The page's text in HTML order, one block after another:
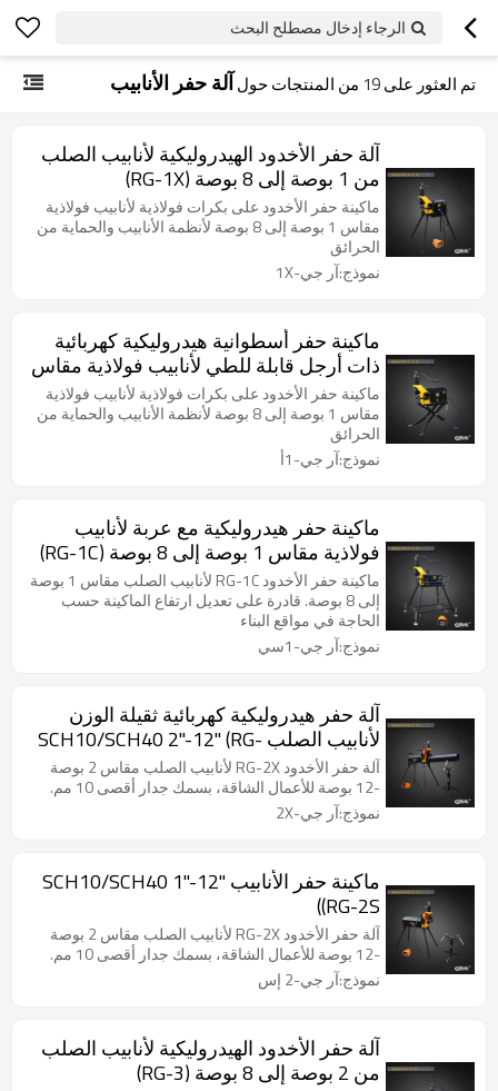
الرجاء إدخال مصطلح البحث
تم العثور على19 من المنتجات حولآلة حفر الأنابيب
آلة حفر الأخدود الهيدروليكية لأنابيب الصلب
من 1 بوصة إلى 8 بوصة (RG-1X)
ماكينة حفر الأخدود على بكرات فولاذية لأنابيب فولاذية
مقاس 1 بوصة إلى 8 بوصة لأنظمة الأنابيب والحماية من
الحرائق
نموذج:آر جي-1X
ماكينة حفر أسطوانية هيدروليكية كهربائية
ذات أرجل قابلة للطي لأنابيب فولاذية مقاس
1 بوصة إلى 8 بوصات (RG-1A)
ماكينة حفر الأخدود على بكرات فولاذية لأنابيب فولاذية
مقاس 1 بوصة إلى 8 بوصة لأنظمة الأنابيب والحماية من
الحرائق
نموذج:آر جي-1أ
ماكينة حفر هيدروليكية مع عربة لأنابيب
فولاذية مقاس 1 بوصة إلى 8 بوصة (RG-1C)
ماكينة حفر الأخدود RG-1C لأنابيب الصلب مقاس 1 بوصة
إلى 8 بوصة. قادرة على تعديل ارتفاع الماكينة حسب
الحاجة في مواقع البناء
نموذج:آر جي-1سي
آلة حفر هيدروليكية كهربائية ثقيلة الوزن
لأنابيب الصلب SCH10/SCH40 2"-12" (RG-
2X)
آلة حفر الأخدود RG-2X لأنابيب الصلب مقاس 2 بوصة
-12 بوصة للأعمال الشاقة، بسمك جدار أقصى 10 مم.
نموذج:آر جي-2X
ماكينة حفر الأنابيب SCH10/SCH40 1"-12"
(RG-2S)
آلة حفر الأخدود RG-2X لأنابيب الصلب مقاس 2 بوصة
-12 بوصة للأعمال الشاقة، بسمك جدار أقصى 10 مم.
نموذج:آر جي-2 إس
آلة حفر الأخدود الهيدروليكية لأنابيب الصلب
من 2 بوصة إلى 8 بوصة (RG-3)